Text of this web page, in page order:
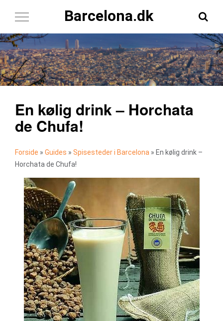
Barcelona.dk
Toggle
En kølig drink – Horchata
de Chufa!
Forside » Guides » Spisesteder i Barcelona » En kølig drink –
Horchata de Chufa!